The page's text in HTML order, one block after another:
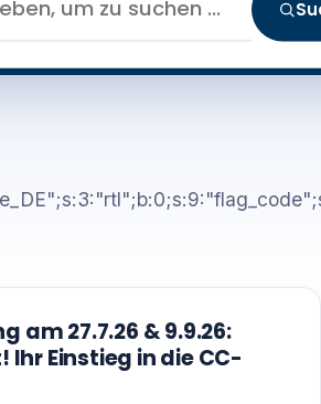
am 27.7.26 & 9.9.26:
Ihr Einstieg in die CC-